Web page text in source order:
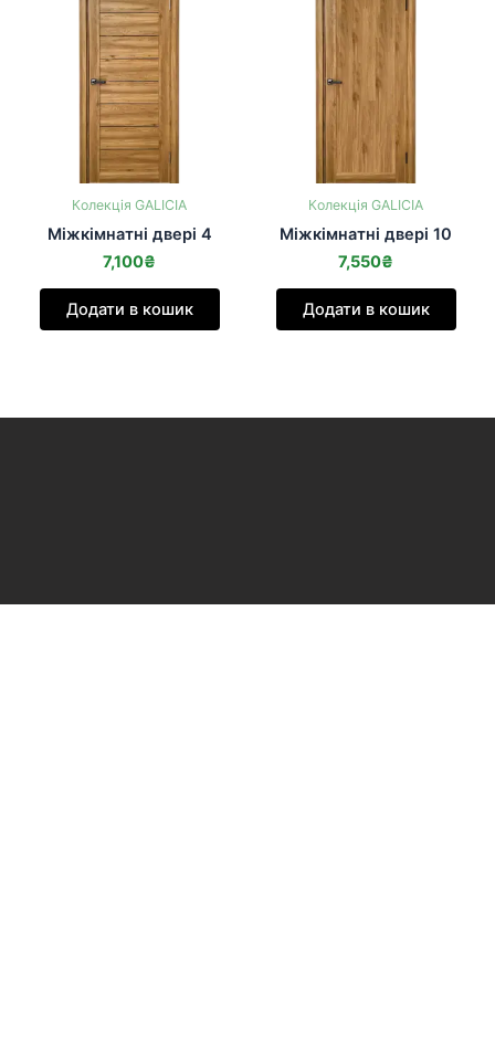
Колекція GALICIA
Міжкімнатні двері 4
7,100₴
Додати в кошик
Колекція GALICIA
Міжкімнатні двері 10
7,550₴
Додати в кошик